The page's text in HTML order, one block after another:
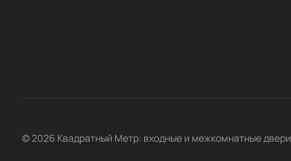
© 2026 Квадратный Метр: входные и межкомнатные двери